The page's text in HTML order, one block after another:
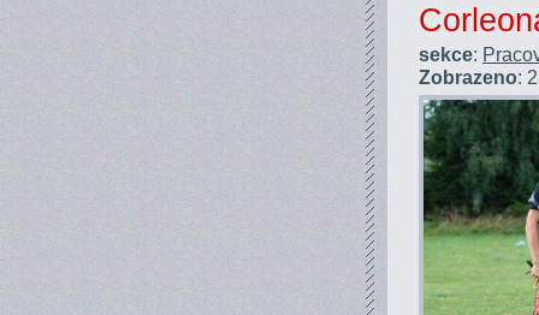
sekce:
Zobrazeno: